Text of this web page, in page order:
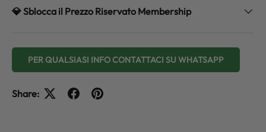
💎 Sblocca il Prezzo Riservato Membership
PER QUALSIASI INFO CONTATTACI SU WHATSAPP
Share: